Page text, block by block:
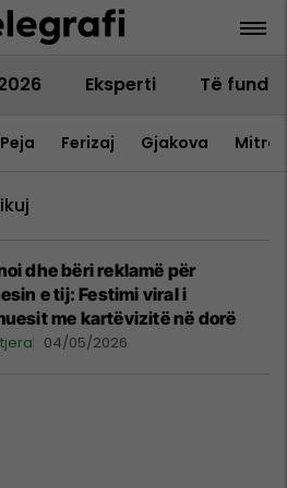
Eksperti Të fundit
Peja Ferizaj Gjakova
dhe bëri reklamë për
e tij: Festimi viral i
me kartëvizitë në dorë
04/05/2026